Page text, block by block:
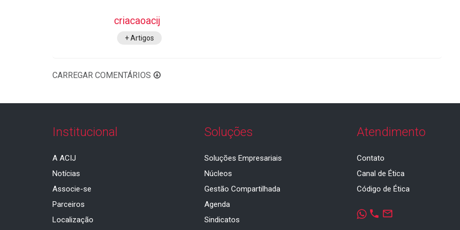
criacaoacij
+ Artigos
CARREGAR COMENTÁRIOS
Institucional
A ACIJ
Notícias
Associe-se
Parceiros
Localização
Soluções
Soluções Empresariais
Núcleos
Gestão Compartilhada
Agenda
Sindicatos
Atendimento
Contato
Canal de Ética
Código de Ética
phone mail_outline